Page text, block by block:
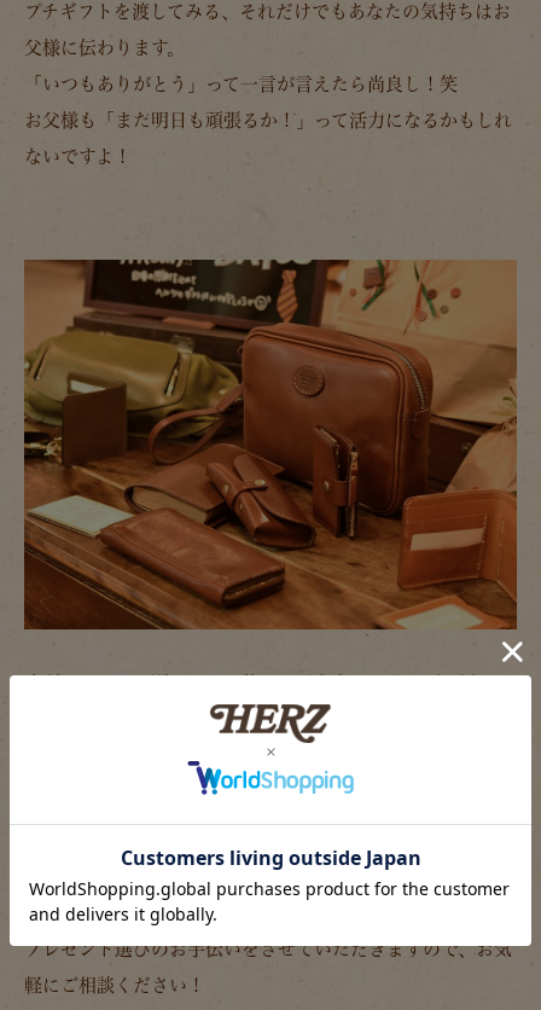
プチギフトを渡してみる、それだけでもあなたの気持ちはお
父様に伝わります。
「 いつもありがとう 」って一言が言えたら尚良し！笑
お父様も「 また明日も頑張るか！ 」って活力になるかもしれ
ないですよ！
鞄と小物のセットで展示させて頂いておりますが、
その中から一つでもギフトにしたい商品を見つけていただけ
もちろんご自分へのご褒美にもおすすめですよ！
ギフトでお悩みの皆様には当店販売スタッフが
プレゼント選びのお手伝いをさせていただきますので、お気
軽にご相談ください！